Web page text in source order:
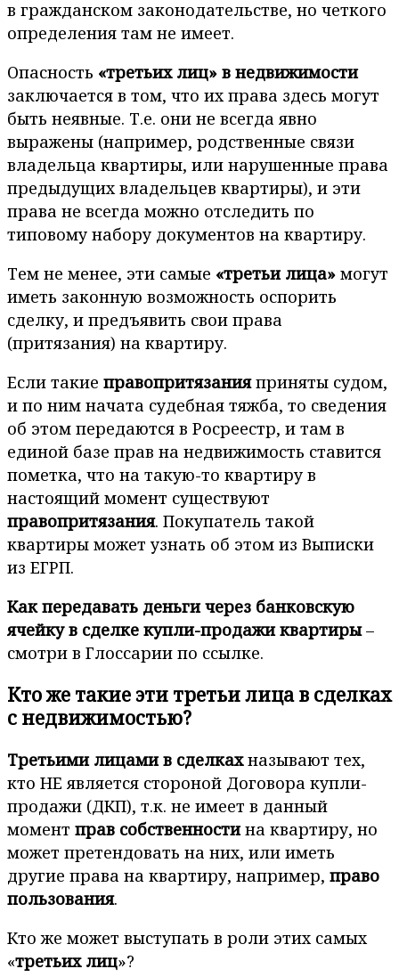
в гражданском законодательстве, но четкого
определения там не имеет.
Опасность «третьих лиц» в недвижимости
заключается в том, что их права здесь могут
быть неявные. Т.е. они не всегда явно
выражены (например, родственные связи
владельца квартиры, или нарушенные права
предыдущих владельцев квартиры), и эти
права не всегда можно отследить по
типовому набору документов на квартиру.
Тем не менее, эти самые «третьи лица» могут
иметь законную возможность оспорить
сделку, и предъявить свои права
(притязания) на квартиру.
Если такие правопритязанияприняты судом,
и по ним начата судебная тяжба, то сведения
об этом передаются в Росреестр, и там в
единой базе прав на недвижимость ставится
пометка, что на такую-то квартиру в
настоящий момент существуют
правопритязания. Покупатель такой
квартиры может узнать об этом из Выписки
из ЕГРП.
Как передавать деньги через банковскую
ячейку в сделке купли-продажи квартиры–
смотри в Глоссарии по ссылке.
Кто же такие эти третьи лица в сделках
с недвижимостью?
Третьими лицами в сделкахназывают тех,
кто НЕ является стороной Договора купли-
продажи (ДКП), т.к. не имеет в данный
момент прав собственностина квартиру, но
может претендовать на них, или иметь
другие права на квартиру, например, право
пользования.
Кто же может выступать в роли этих самых
«третьих лиц»?